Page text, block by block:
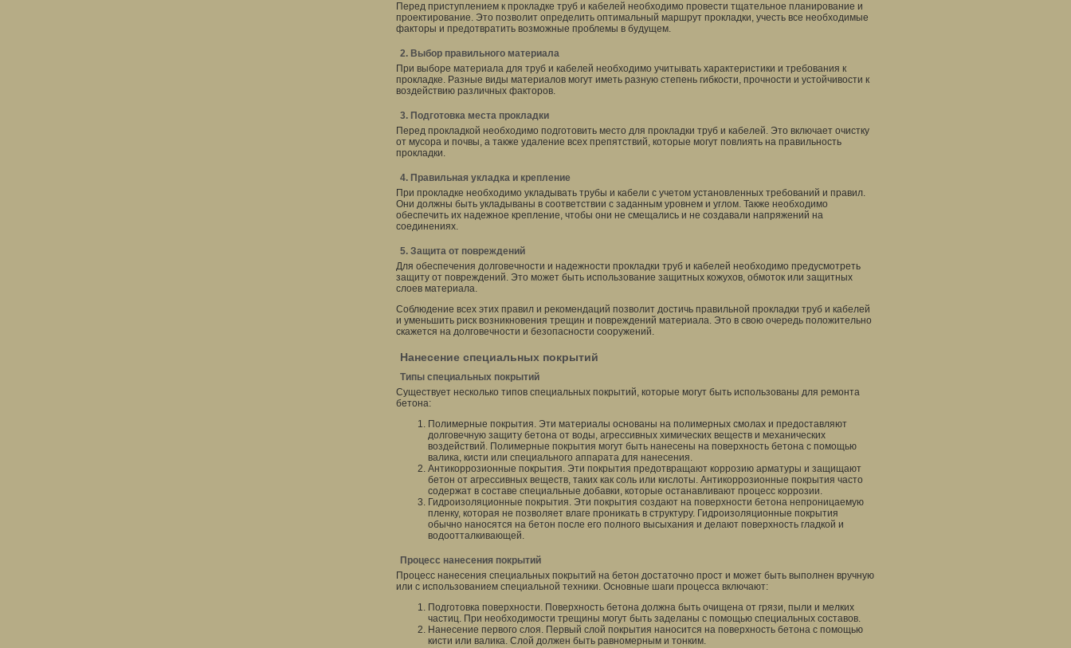
Перед приступлением к прокладке труб и кабелей необходимо провести тщательное планирование и
проектирование. Это позволит определить оптимальный маршрут прокладки, учесть все необходимые
факторы и предотвратить возможные проблемы в будущем.
2. Выбор правильного материала
При выборе материала для труб и кабелей необходимо учитывать характеристики и требования к
прокладке. Разные виды материалов могут иметь разную степень гибкости, прочности и устойчивости к
воздействию различных факторов.
3. Подготовка места прокладки
Перед прокладкой необходимо подготовить место для прокладки труб и кабелей. Это включает очистку
от мусора и почвы, а также удаление всех препятствий, которые могут повлиять на правильность
прокладки.
4. Правильная укладка и крепление
При прокладке необходимо укладывать трубы и кабели с учетом установленных требований и правил.
Они должны быть укладываны в соответствии с заданным уровнем и углом. Также необходимо
обеспечить их надежное крепление, чтобы они не смещались и не создавали напряжений на
соединениях.
5. Защита от повреждений
Для обеспечения долговечности и надежности прокладки труб и кабелей необходимо предусмотреть
защиту от повреждений. Это может быть использование защитных кожухов, обмоток или защитных
слоев материала.
Соблюдение всех этих правил и рекомендаций позволит достичь правильной прокладки труб и кабелей
и уменьшить риск возникновения трещин и повреждений материала. Это в свою очередь положительно
скажется на долговечности и безопасности сооружений.
Нанесение специальных покрытий
Типы специальных покрытий
Существует несколько типов специальных покрытий, которые могут быть использованы для ремонта
бетона:
Полимерные покрытия. Эти материалы основаны на полимерных смолах и предоставляют
долговечную защиту бетона от воды, агрессивных химических веществ и механических
воздействий. Полимерные покрытия могут быть нанесены на поверхность бетона с помощью
валика, кисти или специального аппарата для нанесения.
Антикоррозионные покрытия. Эти покрытия предотвращают коррозию арматуры и защищают
бетон от агрессивных веществ, таких как соль или кислоты. Антикоррозионные покрытия часто
содержат в составе специальные добавки, которые останавливают процесс коррозии.
Гидроизоляционные покрытия. Эти покрытия создают на поверхности бетона непроницаемую
пленку, которая не позволяет влаге проникать в структуру. Гидроизоляционные покрытия
обычно наносятся на бетон после его полного высыхания и делают поверхность гладкой и
водоотталкивающей.
Процесс нанесения покрытий
Процесс нанесения специальных покрытий на бетон достаточно прост и может быть выполнен вручную
или с использованием специальной техники. Основные шаги процесса включают:
Подготовка поверхности. Поверхность бетона должна быть очищена от грязи, пыли и мелких
частиц. При необходимости трещины могут быть заделаны с помощью специальных составов.
Нанесение первого слоя. Первый слой покрытия наносится на поверхность бетона с помощью
кисти или валика. Слой должен быть равномерным и тонким.